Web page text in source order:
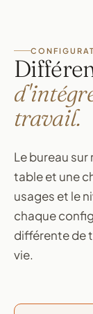
travail.
Le bureau sur
table et une
usages et le
chaque
différente de
vie.